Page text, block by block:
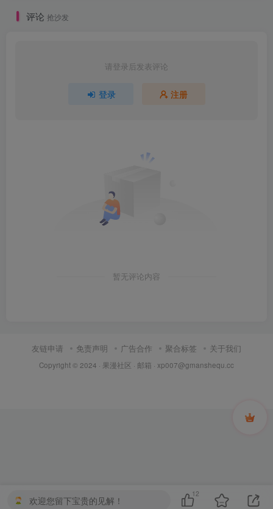
评论 抢沙发
请登录后发表评论
登录 注册
暂无评论内容
友链申请 免责声明 广告合作 聚合标签 关于我们
Copyright © 2024 · 果漫社区 · 邮箱 · xp007@gmanshequ.cc
欢迎您留下宝贵的见解！
12